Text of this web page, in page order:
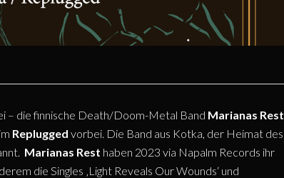
– die finnische Death/Doom-Metal Band Marianas Rest
Replugged vorbei. Die Band aus Kotka, der Heimat des
Marianas Rest haben 2023 via Napalm Records ihr
die Singles ‚Light Reveals Our Wounds‘ und